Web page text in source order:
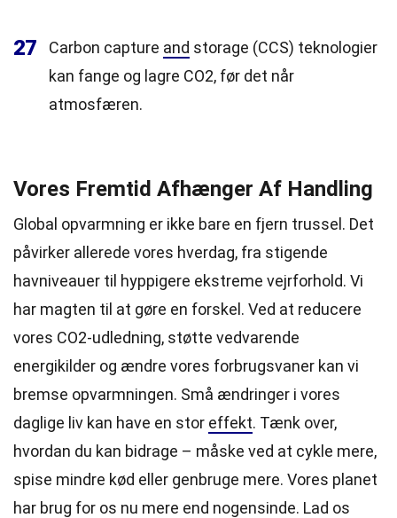
27 Carbon capture and storage (CCS) teknologier
kan fange og lagre CO2, før det når
atmosfæren.
Vores Fremtid Afhænger Af Handling
Global opvarmning er ikke bare en fjern trussel. Det
påvirker allerede vores hverdag, fra stigende
havniveauer til hyppigere ekstreme vejrforhold. Vi
har magten til at gøre en forskel. Ved at reducere
vores CO2-udledning, støtte vedvarende
energikilder og ændre vores forbrugsvaner kan vi
bremse opvarmningen. Små ændringer i vores
daglige liv kan have en stor effekt. Tænk over,
hvordan du kan bidrage – måske ved at cykle mere,
spise mindre kød eller genbruge mere. Vores planet
har brug for os nu mere end nogensinde. Lad os